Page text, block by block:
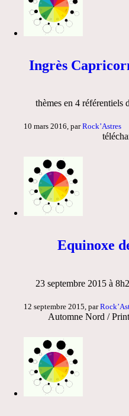
Ingrès
thèmes en 4 référentiels
10 mars 2016, parRock’Astres
Equinoxe
23 septembre 2015 à
12 septembre 2015, par
Automne Nord /